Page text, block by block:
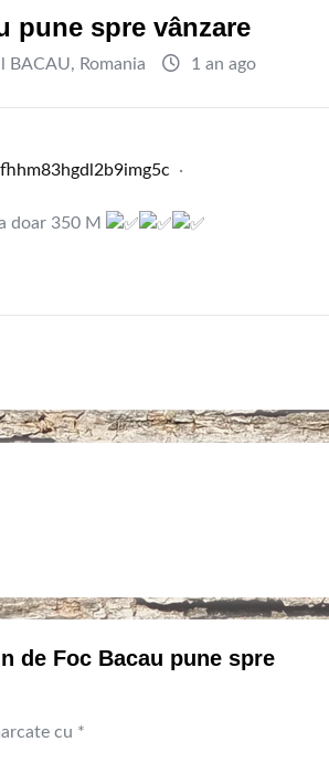
pune spre vânzare
BACAU, Romania 1 an ago
fhm83hgd 2b9img5c
·
doar 350 M
de Foc Bacau pune spre
cu *